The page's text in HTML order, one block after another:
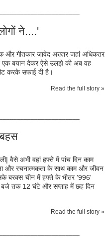
ने....'
और गीतकार जावेद अख्तर जहां अधिकतर
एक बयान देकर ऐसे उलझे की अब वह
करके सफाई दी है।
Read the full story »
वैसे अभी वहां हफ्ते में पांच दिन काम
और रचनात्‍मकता के साथ काम और जीवन
बरक्‍स चीन में हफ्ते के भीतर '996'
तक 12 घंटे और सप्‍ताह में छह दिन
Read the full story »